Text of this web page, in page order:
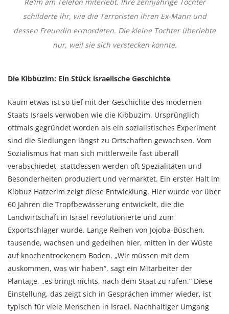
schilderte ihr, wie die Terroristen ihren Ex-Mann und
dessen Freundin ermordeten. Die kleine Tochter überlebte
nur, weil sie sich verstecken konnte.
Die Kibbuzim: Ein Stück israelische Geschichte
Kaum etwas ist so tief mit der Geschichte des modernen
Staats Israels verwoben wie die Kibbuzim. Ursprünglich
oftmals gegründet worden als ein sozialistisches Experiment
sind die Siedlungen längst zu Ortschaften gewachsen. Vom
Sozialismus hat man sich mittlerweile fast überall
verabschiedet, stattdessen werden oft Spezialitäten und
Besonderheiten produziert und vermarktet. Ein erster Halt im
Kibbuz Hatzerim zeigt diese Entwicklung. Hier wurde vor über
60 Jahren die Tropfbewässerung entwickelt, die die
Landwirtschaft in Israel revolutionierte und zum
Exportschlager wurde. Lange Reihen von Jojoba-Büschen,
tausende, wachsen und gedeihen hier, mitten in der Wüste
auf knochentrockenem Boden. „Wir müssen mit dem
auskommen, was wir haben“, sagt ein Mitarbeiter der
Plantage, „es bringt nichts, nach dem Staat zu rufen.“ Diese
Einstellung, das zeigt sich in Gesprächen immer wieder, ist
typisch für viele Menschen in Israel. Nachhaltiger Umgang